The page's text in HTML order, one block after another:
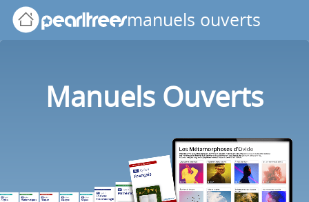
manuels ouverts
Manuels Ouverts
Panneau de gestion des cookies